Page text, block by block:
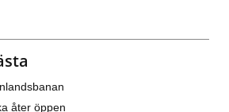
åter öppen